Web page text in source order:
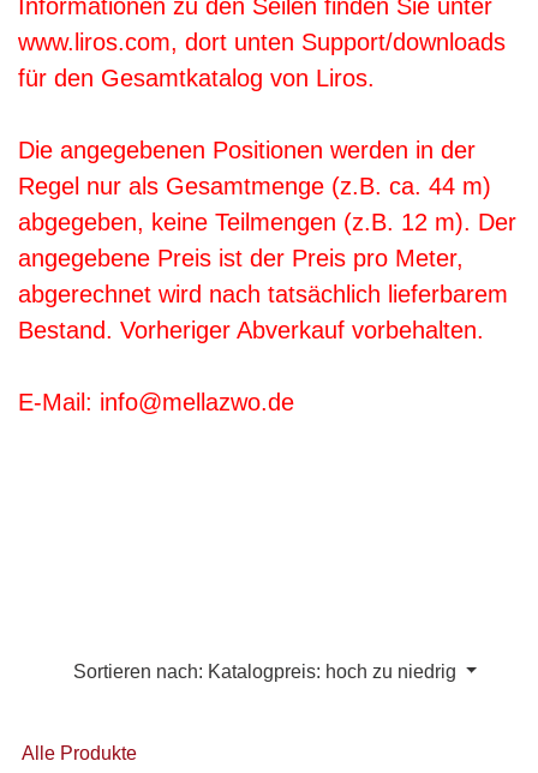
Informationen zu den Seilen finden Sie unter
www.liros.com, dort unten Support/downloads
für den Gesamtkatalog von Liros.
Die angegebenen Positionen werden in der
Regel nur als Gesamtmenge (z.B. ca. 44 m)
abgegeben, keine Teilmengen (z.B. 12 m). Der
angegebene Preis ist der Preis pro Meter,
abgerechnet wird nach tatsächlich lieferbarem
Bestand. Vorheriger Abverkauf vorbehalten.
E-Mail: info@mellazwo.de
Sortieren nach: Katalogpreis: hoch zu niedrig
Alle Produkte